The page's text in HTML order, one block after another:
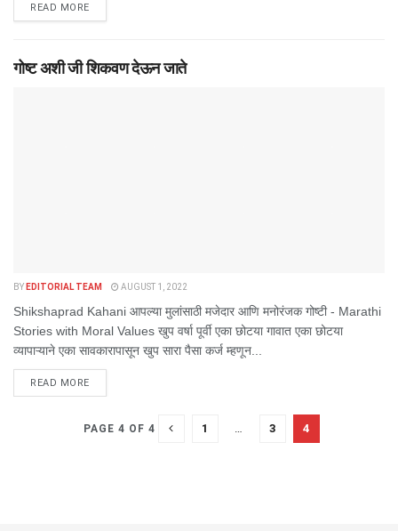
READ MOREDETAILS
गोष्ट अशी जी शिकवण देऊन जाते
BY EDITORIAL TEAM AUGUST 1, 2022
Shikshaprad Kahani आपल्या मुलांसाठी मजेदार आणि मनोरंजक गोष्टी - Marathi
Stories with Moral Values खुप वर्षा पूर्वी एका छोटया गावात एका छोटया
व्यापाऱ्याने एका सावकारापासून खुप सारा पैसा कर्ज म्हणून...
READ MOREDETAILS
PAGE 4 OF 4 1 … 3 4